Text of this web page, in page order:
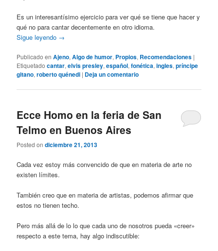
Es un interesantísimo ejercicio para ver qué se tiene que hacer y
qué no para cantar decentemente en otro idioma.
Sigue leyendo →
Publicado en Ajeno,Algo de humor, Propios, Recomendaciones |
Etiquetado cantar,elvis presley,español,fonética,ingles,príncipe
gitano,roberto quénedi | Deja un comentario
Ecce Homo en la feria de San
Telmo en Buenos Aires
Posted ondiciembre 21, 2013
Cada vez estoy más convencido de que en materia de arte no
existen límites.
También creo que en materia de artistas, podemos afirmar que
estos no tienen techo.
Pero más allá de lo lo que cada uno de nosotros pueda «creer»
respecto a este tema, hay algo indiscutible: